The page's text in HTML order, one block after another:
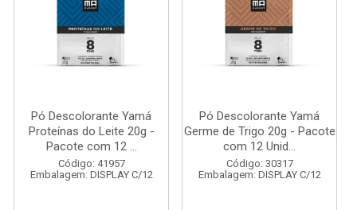
Pó Descolorante Yamá
Proteínas do Leite 20g -
Pacote com 12 ...
Código: 41957
Embalagem: DISPLAY C/12
Pó Descolorante Yamá
Germe de Trigo 20g - Pacote
com 12 Unid...
Código: 30317
Embalagem: DISPLAY C/12